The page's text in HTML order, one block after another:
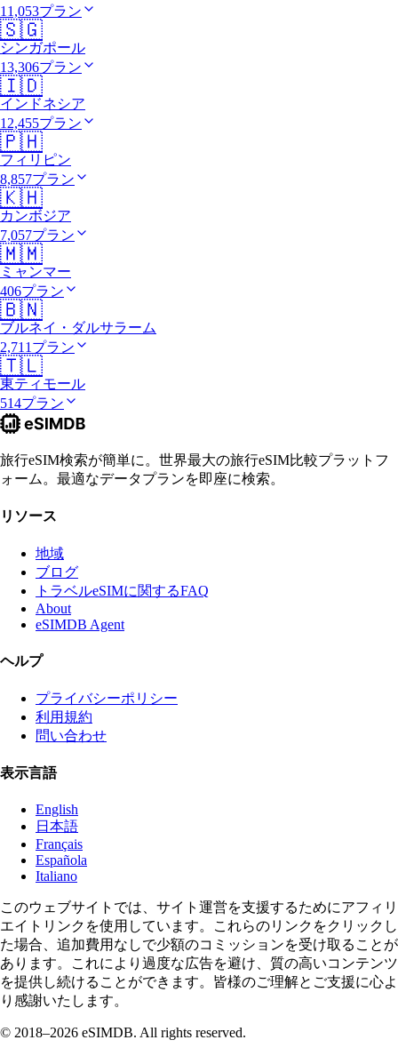
11,053プラン
🇸🇬
シンガポール
13,306プラン
🇮🇩
インドネシア
12,455プラン
🇵🇭
フィリピン
8,857プラン
🇰🇭
カンボジア
7,057プラン
🇲🇲
ミャンマー
406プラン
🇧🇳
ブルネイ・ダルサラーム
2,711プラン
🇹🇱
東ティモール
514プラン
旅行eSIM検索が簡単に。世界最大の旅行eSIM比較プラットフ
ォーム。最適なデータプランを即座に検索。
リソース
地域
ブログ
トラベルeSIMに関するFAQ
About
eSIMDB Agent
ヘルプ
プライバシーポリシー
利用規約
問い合わせ
表示言語
English
日本語
Français
Española
Italiano
このウェブサイトでは、サイト運営を支援するためにアフィリ
エイトリンクを使用しています。これらのリンクをクリックし
た場合、追加費用なしで少額のコミッションを受け取ることが
あります。これにより過度な広告を避け、質の高いコンテンツ
を提供し続けることができます。皆様のご理解とご支援に心よ
り感謝いたします。
© 2018–2026 eSIMDB. All rights reserved.